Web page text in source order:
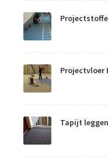
Projectvloer
Tapijt